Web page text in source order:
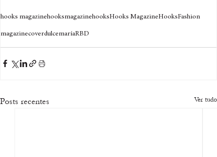
hooks magazinehooksmagazinehooksHooks MagazineHooksFashion
magazinecoverdulcemaríaRBD
Posts recentes Ver tudo